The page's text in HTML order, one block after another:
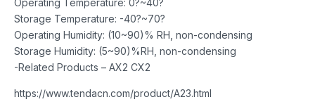
Operating Temperature: 0?~40?
Storage Temperature: -40?~70?
Operating Humidity: (10~90)% RH, non-condensing
Storage Humidity: (5~90)%RH, non-condensing
-Related Products – AX2 CX2
https://www.tendacn.com/product/A23.html